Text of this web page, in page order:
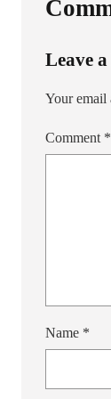
Leave
Your email
Comment *
Name *